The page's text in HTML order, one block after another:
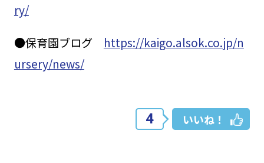
ry/
●保育園ブログ https://kaigo.alsok.co.jp/n
ursery/news/
4 いいね！